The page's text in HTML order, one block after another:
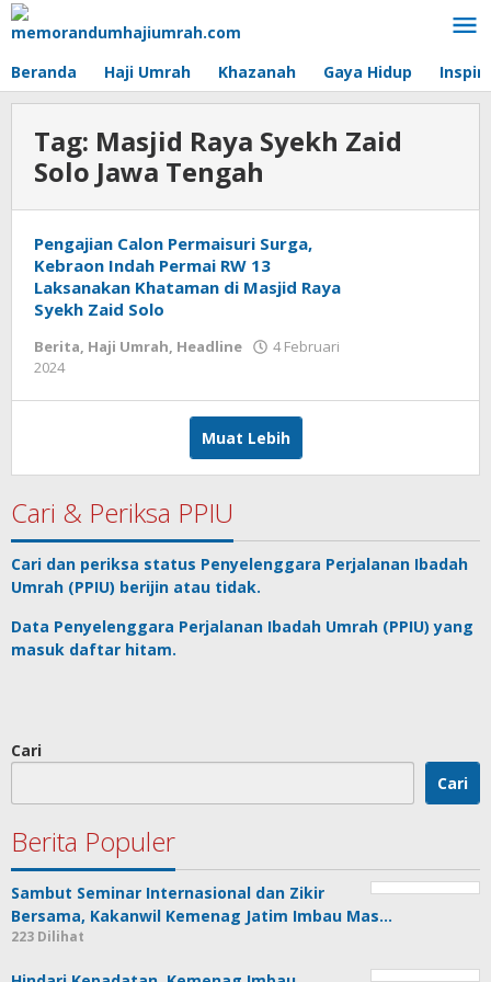
Lewati
ke
Beranda Haji Umrah Khazanah Gaya Hidup
Tag: Masjid Raya Syekh Zaid
Solo Jawa Tengah
Pengajian Calon Permaisuri Surga,
Kebraon Indah Permai RW 13
Laksanakan Khataman di Masjid Raya
Syekh Zaid Solo
Berita, Haji Umrah, Headline
4 Februari
2024
Muat Lebih
Cari & Periksa PPIU
Cari dan periksa status Penyelenggara Perjalanan Ibadah
Umrah (PPIU) berijin atau tidak.
Data Penyelenggara Perjalanan Ibadah Umrah (PPIU) yang
masuk daftar hitam.
Cari
Cari
Berita Populer
Sambut Seminar Internasional dan Zikir
Bersama, Kakanwil Kemenag Jatim Imbau Mas…
223 Dilihat